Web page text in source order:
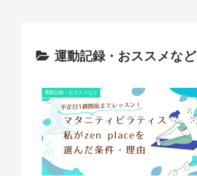
運動記録・おススメなど
運動記録・おススメなど